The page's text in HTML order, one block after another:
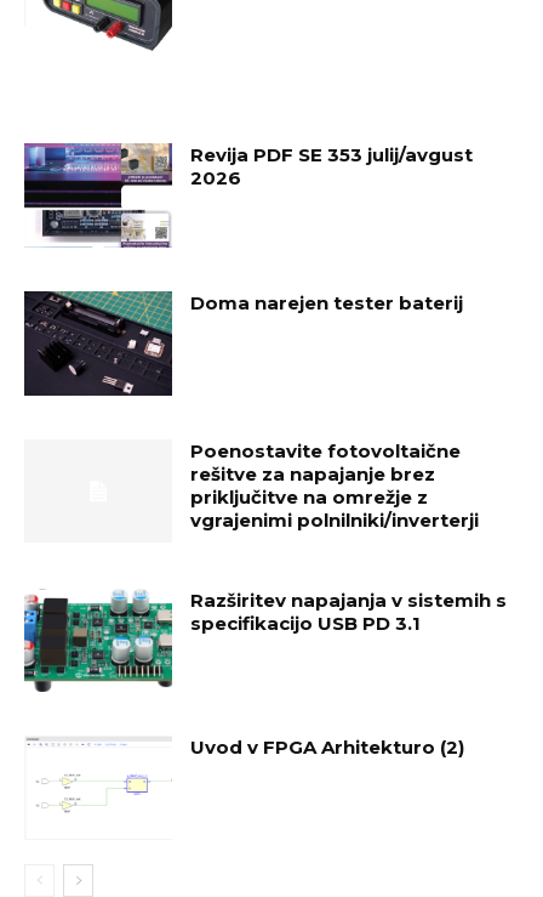
Revija PDF SE 353 julij/avgust
2026
Doma narejen tester baterij
Poenostavite fotovoltaične
rešitve za napajanje brez
priključitve na omrežje z
vgrajenimi polnilniki/inverterji
Razširitev napajanja v sistemih s
specifikacijo USB PD 3.1
Uvod v FPGA Arhitekturo (2)